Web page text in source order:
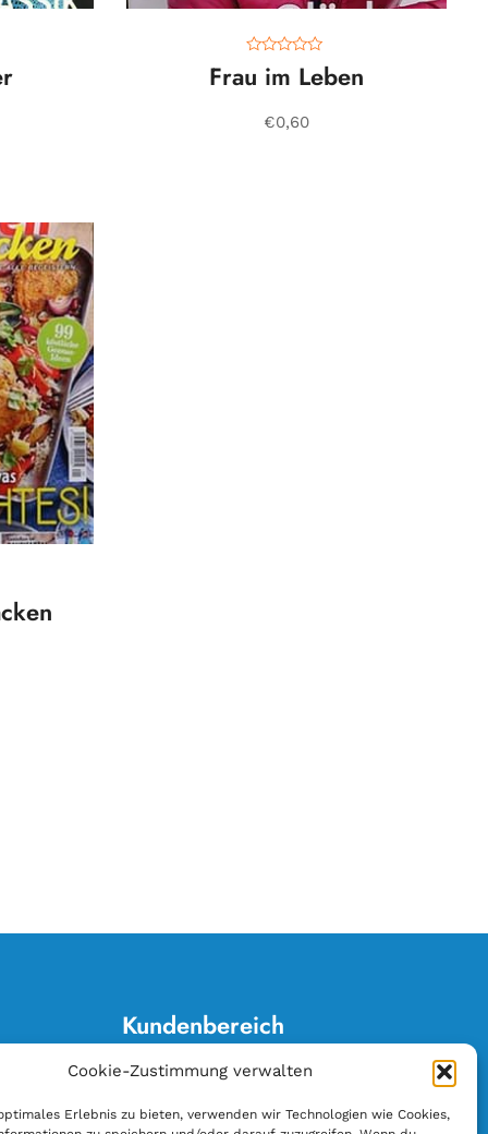
Cookie-Zustimmung verwalten
Erlebnis zu bieten, verwenden wir Technologien wie Cookies,
o
Frau im Leben
€0,60
Kundenbereich
Anschrift ändern
E-Rechnung